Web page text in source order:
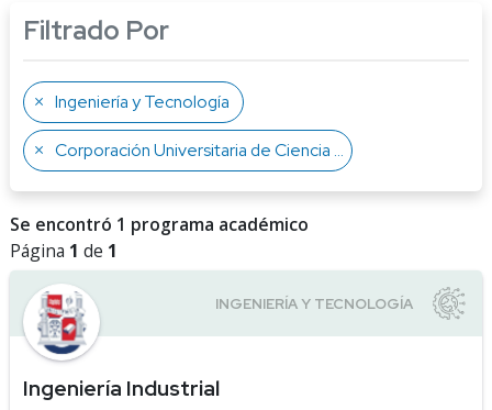
Filtrado Por
Ingeniería y Tecnología
Corporación Universitaria de Ciencia y Desarrollo UNICIENCIA
Se encontró 1 programa académico
Página 1 de 1
Ingeniería Industrial